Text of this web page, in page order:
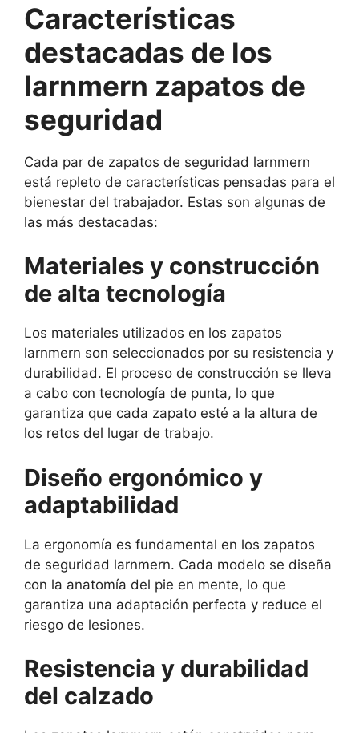
Características
destacadas de los
larnmern zapatos de
seguridad
Cada par de zapatos de seguridad larnmern
está repleto de características pensadas para el
bienestar del trabajador. Estas son algunas de
las más destacadas:
Materiales y construcción
de alta tecnología
Los materiales utilizados en los zapatos
larnmern son seleccionados por su resistencia y
durabilidad. El proceso de construcción se lleva
a cabo con tecnología de punta, lo que
garantiza que cada zapato esté a la altura de
los retos del lugar de trabajo.
Diseño ergonómico y
adaptabilidad
La ergonomía es fundamental en los zapatos
de seguridad larnmern. Cada modelo se diseña
con la anatomía del pie en mente, lo que
garantiza una adaptación perfecta y reduce el
riesgo de lesiones.
Resistencia y durabilidad
del calzado